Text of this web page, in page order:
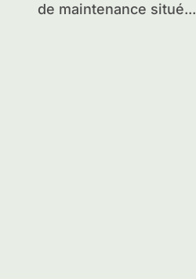
de maintenance situé...